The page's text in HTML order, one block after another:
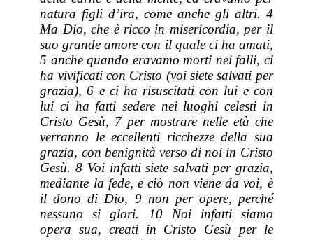
natura figli d’ira, come anche gli altri. 4
Ma Dio, che è ricco in misericordia, per il
suo grande amore con il quale ci ha amati,
5 anche quando eravamo morti nei falli, ci
ha vivificati con Cristo (voi siete salvati per
grazia), 6 e ci ha risuscitati con lui e con
lui ci ha fatti sedere nei luoghi celesti in
Cristo Gesù, 7 per mostrare nelle età che
verranno le eccellenti ricchezze della sua
grazia, con benignità verso di noi in Cristo
Gesù. 8 Voi infatti siete salvati per grazia,
mediante la fede, e ciò non viene da voi, è
il dono di Dio, 9 non per opere, perché
nessuno si glori. 10 Noi infatti siamo
opera sua, creati in Cristo Gesù per le